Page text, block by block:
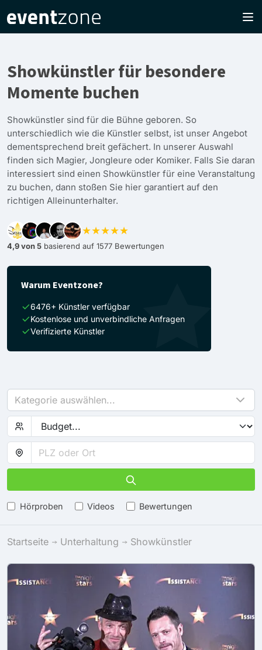
Showkünstler für besondere
Momente buchen
Showkünstler sind für die Bühne geboren. So
unterschiedlich wie die Künstler selbst, ist unser Angebot
dementsprechend breit gefächert. In unserer Auswahl
finden sich Magier, Jongleure oder Komiker. Falls Sie daran
interessiert sind einen Showkünstler für eine Veranstaltung
zu buchen, dann stoßen Sie hier garantiert auf den
richtigen Alleinunterhalter.
★★★★★
4,9 von 5 basierend auf 1577 Bewertungen
Warum Eventzone?
6476+ Künstler verfügbar
Kostenlose und unverbindliche Anfragen
Verifizierte Künstler
Kategorie auswählen...
Hörproben Videos Bewertungen
Startseite Unterhaltung Showkünstler